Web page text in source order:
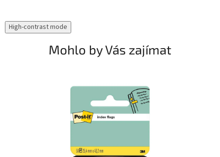
High-contrast mode
Mohlo by Vás zajímat